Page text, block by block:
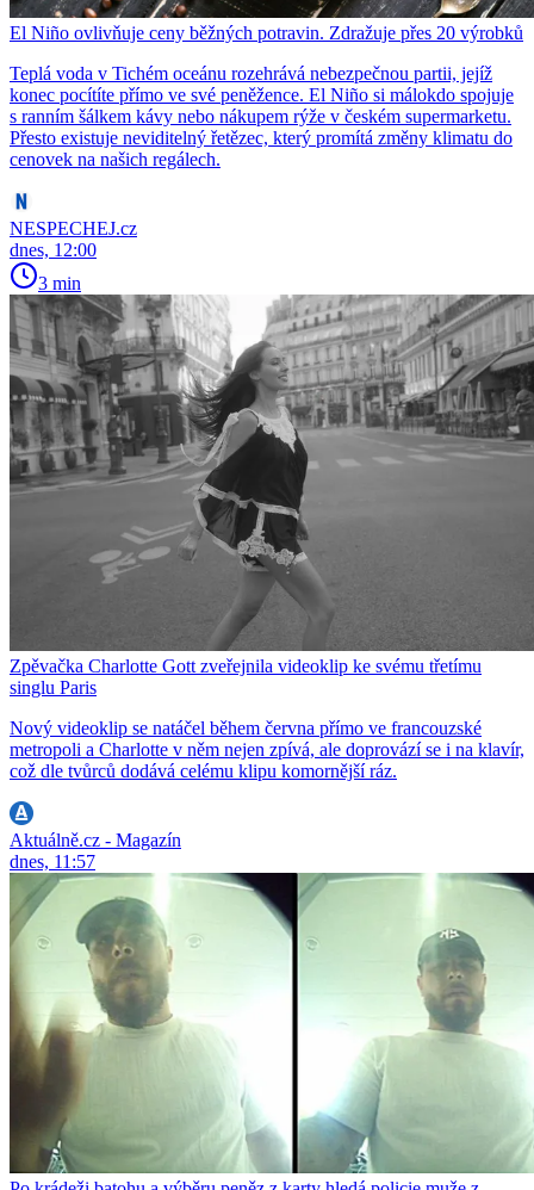
El Niño ovlivňuje ceny běžných potravin. Zdražuje přes 20 výrobků
Teplá voda v Tichém oceánu rozehrává nebezpečnou partii, jejíž
konec pocítíte přímo ve své peněžence. El Niño si málokdo spojuje
s ranním šálkem kávy nebo nákupem rýže v českém supermarketu.
Přesto existuje neviditelný řetězec, který promítá změny klimatu do
cenovek na našich regálech.
NESPECHEJ.cz
dnes, 12:00
3 min
Zpěvačka Charlotte Gott zveřejnila videoklip ke svému třetímu
singlu Paris
Nový videoklip se natáčel během června přímo ve francouzské
metropoli a Charlotte v něm nejen zpívá, ale doprovází se i na klavír,
což dle tvůrců dodává celému klipu komornější ráz.
Aktuálně.cz - Magazín
dnes, 11:57